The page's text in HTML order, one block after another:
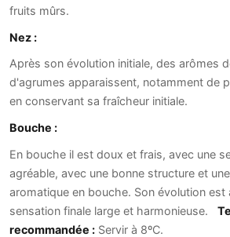
fruits mûrs.
Nez :
Après son évolution initiale, des arômes
d'agrumes apparaissent, notamment de
en conservant sa fraîcheur initiale.
Bouche :
En bouche il est doux et frais, avec une
agréable, avec une bonne structure et
aromatique en bouche. Son évolution est
sensation finale large et harmonieuse.
recommandée : Servir à 8ºC.